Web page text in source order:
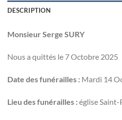
DESCRIPTION
Monsieur Serge SURY
Nous a quittés le 7 Octobre 2025
Date des funérailles : Mardi 14
Lieu des funérailles :église Saint-